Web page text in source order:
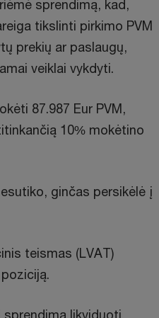
sprendimą, kad,
tikslinti pirkimo PVM
prekių ar paslaugų,
veiklai vykdyti.
87.987 Eur PVM,
10% mokėtino
ginčas persikėlė į
teismas (LVAT)
sprendimą likviduoti